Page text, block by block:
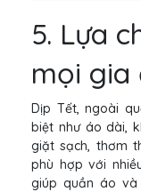
5. Lựa
mọi gia
Dịp Tết, ngoài
biệt như áo dài,
giặt sạch, thơm
phù hợp với
giúp quần áo